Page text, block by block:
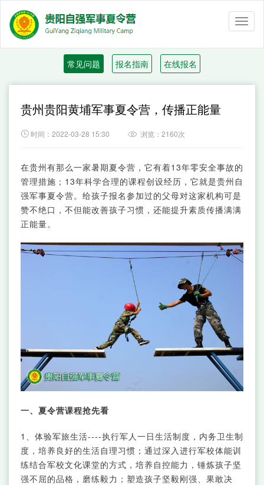
常见问题 报名指南 在线报名
贵州贵阳黄埔军事夏令营，传播正能量
 时间：2022-03-28 15:30  浏览：2160次
在贵州有那么一家暑期夏令营，它有着13年零安全事故的
管理措施；13年科学合理的课程创设经历，它就是贵州自
强军事夏令营。给孩子报名参加过的父母对这家机构可是
赞不绝口，不但能改善孩子习惯，还能提升素质传播满满
正能量。
一、夏令营课程抢先看
1、体验军旅生活----执行军人一日生活制度，内务卫生制
度，培养良好的生活自理习惯；通过深入进行军校体能训
练结合军校文化课堂的方式，培养自控能力，锤炼孩子坚
强不屈的品格，磨练毅力；塑造孩子坚毅刚强、果敢决